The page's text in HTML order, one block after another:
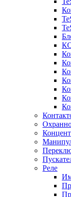
Реле